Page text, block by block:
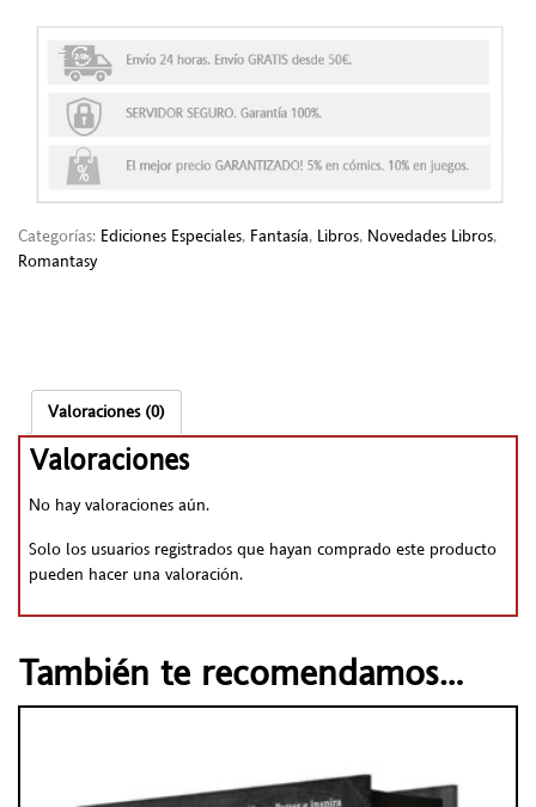
Categorías: Ediciones Especiales, Fantasía, Libros, Novedades Libros,
Romantasy
Valoraciones (0)
Valoraciones
No hay valoraciones aún.
Solo los usuarios registrados que hayan comprado este producto
pueden hacer una valoración.
También te recomendamos…